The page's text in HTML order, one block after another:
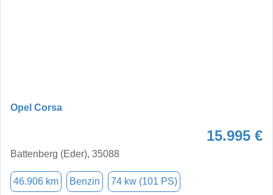
Opel Corsa
15.995 €
Battenberg (Eder), 35088
46.906 km Benzin 74 kw (101 PS)